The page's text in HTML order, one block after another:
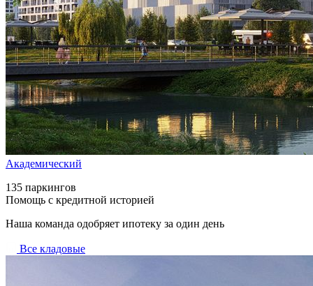
Академический
135 паркингов
Помощь с кредитной историей
Наша команда одобряет ипотеку за один день
Все кладовые